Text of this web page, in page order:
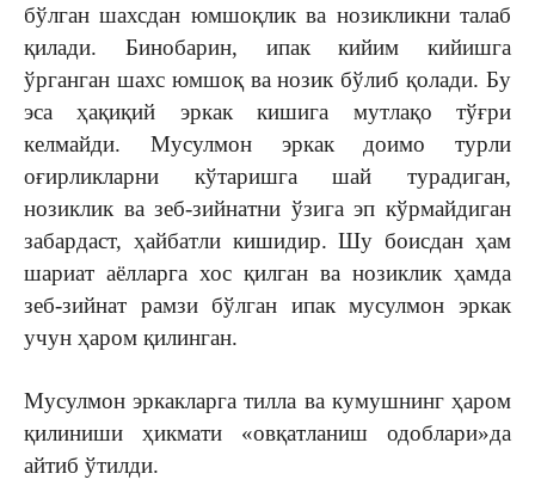
бўлган шахсдан юмшоқлик ва нозикликни талаб
қилади. Бинобарин, ипак кийим кийишга
ўрганган шахс юмшоқ ва нозик бўлиб қолади. Бу
эса ҳақиқий эркак кишига мутлақо тўғри
келмайди. Мусулмон эркак доимо турли
оғирликларни кўтаришга шай турадиган,
нозиклик ва зеб-зийнатни ўзига эп кўрмайдиган
забардаст, ҳайбатли кишидир. Шу боисдан ҳам
шариат аёлларга хос қилган ва нозиклик ҳамда
зеб-зийнат рамзи бўлган ипак мусулмон эркак
учун ҳаром қилинган.
Мусулмон эркакларга тилла ва кумушнинг ҳаром
қилиниши ҳикмати «овқатланиш одоблари»да
айтиб ўтилди.